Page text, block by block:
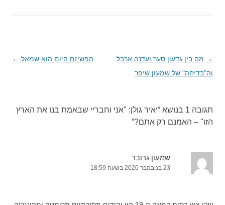
ניווט
בפוסטים
→ מה בין גדעון סער ועדנה ארבל
וה"בדיחה" של שמעון שיפר
הפשיזם היום הוא שמאל ←
תגובה 1 בנושא “
יאיר גולן: "אני וחבריי שבאמת בנו את הארץ
הזו" – האמנם רק אתם?”
שמעון גרובר
23 בנובמבר 2020 בשעה 18:59